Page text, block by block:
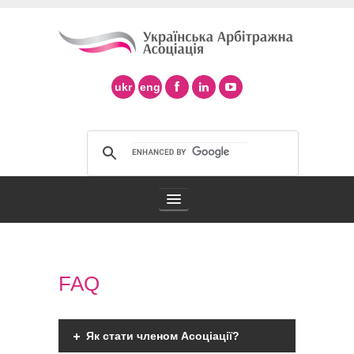
ukr eng
Арбітраж в Україні
FAQ
Як стати членом Асоціації?